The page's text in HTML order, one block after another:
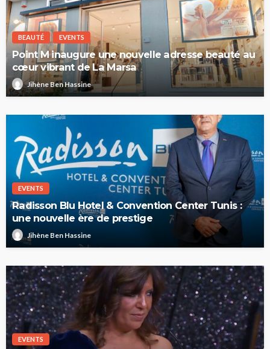
BEAUTÉ EVENTS
Point M inaugure une nouvelle adresse beauté au
cœur vibrant de La Marsa
Jihène Ben Hassine
EVENTS
Radisson Blu Hotel & Convention Center Tunis :
une nouvelle ère de prestige
Jihène Ben Hassine
EVENTS